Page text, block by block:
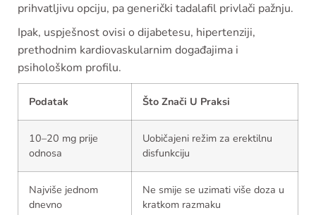
prihvatljivu opciju, pa generički tadalafil privlači pažnju.
Ipak, uspješnost ovisi o dijabetesu, hipertenziji,
prethodnim kardiovaskularnim događajima i
psihološkom profilu.
Podatak Što Znači U Praksi
10–20 mg prije
odnosa
Uobičajeni režim za erektilnu
disfunkciju
Najviše jednom
dnevno
Ne smije se uzimati više doza u
kratkom razmaku